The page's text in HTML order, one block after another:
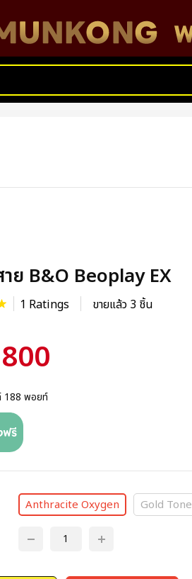
าย B&O Beoplay EX
1 Ratings ขายแล้ว 3 ชิ้น
188 พอยท์
Anthracite Oxygen Gold Tone